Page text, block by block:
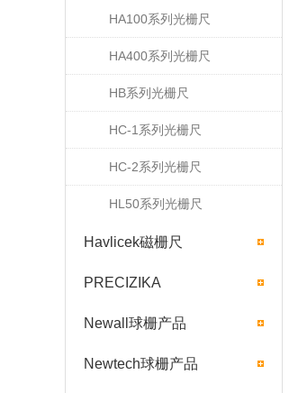
HA100系列光栅尺
HA400系列光栅尺
HB系列光栅尺
HC-1系列光栅尺
HC-2系列光栅尺
HL50系列光栅尺
Havlicek磁栅尺
PRECIZIKA
Newall球栅产品
Newtech球栅产品